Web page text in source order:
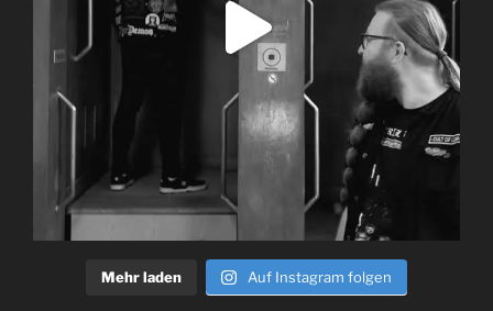
Mehr laden Auf Instagram folgen